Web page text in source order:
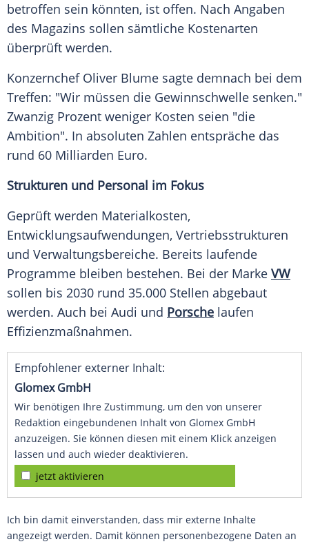
betroffen sein könnten, ist offen. Nach Angaben
des Magazins sollen sämtliche Kostenarten
überprüft werden.
Konzernchef Oliver Blume sagte demnach bei dem
Treffen: "Wir müssen die Gewinnschwelle senken."
Zwanzig Prozent weniger Kosten seien "die
Ambition". In absoluten Zahlen entspräche das
rund 60 Milliarden Euro.
Strukturen und Personal im Fokus
Geprüft werden Materialkosten,
Entwicklungsaufwendungen, Vertriebsstrukturen
und Verwaltungsbereiche. Bereits laufende
Programme bleiben bestehen. Bei der Marke VW
sollen bis 2030 rund 35.000 Stellen abgebaut
werden. Auch bei Audi und Porsche laufen
Effizienzmaßnahmen.
Empfohlener externer Inhalt:
Glomex GmbH
Wir benötigen Ihre Zustimmung, um den von unserer
Redaktion eingebundenen Inhalt von Glomex GmbH
anzuzeigen. Sie können diesen mit einem Klick anzeigen
lassen und auch wieder deaktivieren.
jetzt aktivieren
Ich bin damit einverstanden, dass mir externe Inhalte
angezeigt werden. Damit können personenbezogene Daten an